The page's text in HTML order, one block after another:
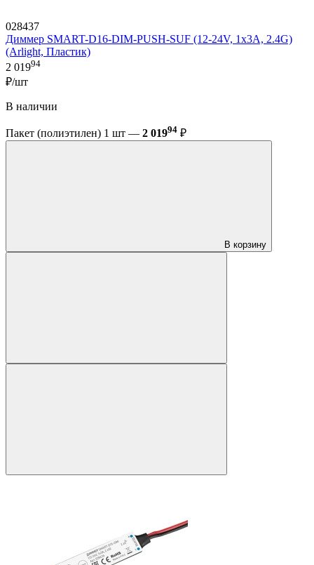
028437
Диммер SMART-D16-DIM-PUSH-SUF (12-24V, 1x3A, 2.4G)
(Arlight, Пластик)
2 01994
₽/шт
В наличии
Пакет (полиэтилен) 1 шт — 2 01994 ₽
В корзину